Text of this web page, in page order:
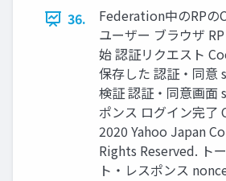
36.
Federation中のRPの
ユーザー ブラウザ
始 認証リクエスト
保存した 認証・同意
検証 認証・同意画⾯
ポンス ログイン完了
2020 Yahoo Japan
Rights Reserved. ト
ト・レスポンス